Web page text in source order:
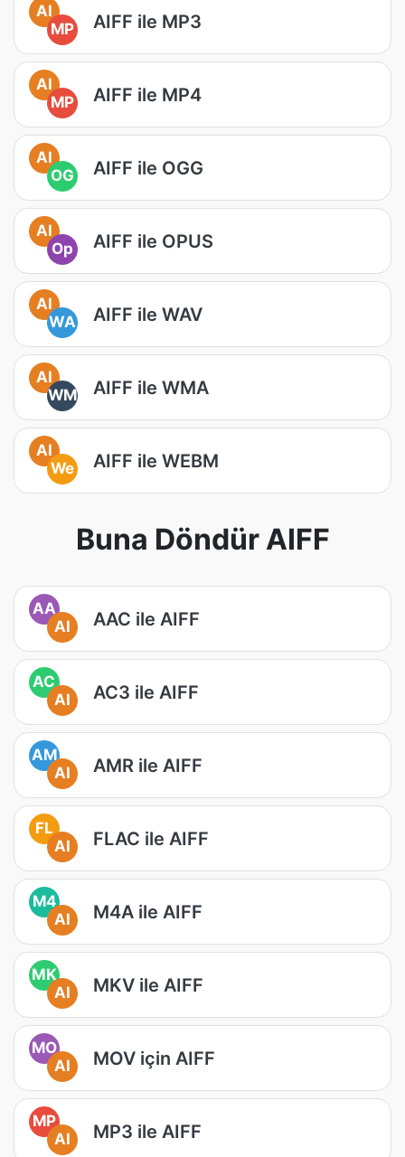
AI
MP
AIFF ile MP3
AI
MP
AIFF ile MP4
AI
OG
AIFF ile OGG
AI
Op
AIFF ile OPUS
AI
WA
AIFF ile WAV
AI
WM
AIFF ile WMA
AI
We
AIFF ile WEBM
Buna Döndür AIFF
AA
AI
AAC ile AIFF
AC
AI
AC3 ile AIFF
AM
AI
AMR ile AIFF
FL
AI
FLAC ile AIFF
M4
AI
M4A ile AIFF
MK
AI
MKV ile AIFF
MO
AI
MOV için AIFF
MP
AI
MP3 ile AIFF